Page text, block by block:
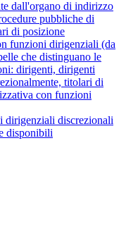
dall'organo di indirizzo
pubbliche di
di posizione
funzioni dirigenziali (da
che distinguano le
dirigenti, dirigenti
titolari di
con funzioni
dirigenziali discrezionali
disponibili